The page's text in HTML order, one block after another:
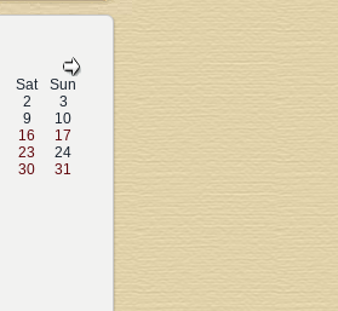
Sat
Sun
2
3
9
10
16
17
23
24
30 31